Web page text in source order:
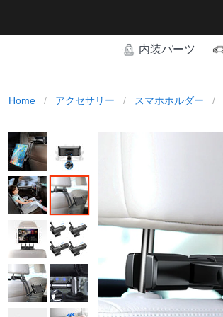
内装パーツ
Home / アクセサリー / スマホホルダー /